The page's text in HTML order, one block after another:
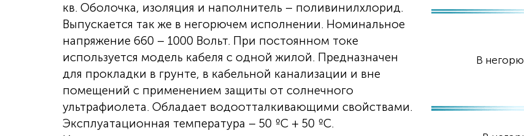
В
кв. Оболочка, изоляция и наполнитель – поливинилхлорид.
Выпускается так же в негорючем исполнении. Номинальное
напряжение 660 – 1000 Вольт. При постоянном токе
используется модель кабеля с одной жилой. Предназначен
для прокладки в грунте, в кабельной канализации и вне
помещений с применением защиты от солнечного
ультрафиолета. Обладает водоотталкивающими свойствами.
Эксплуатационная температура – 50 ºС + 50 ºС.